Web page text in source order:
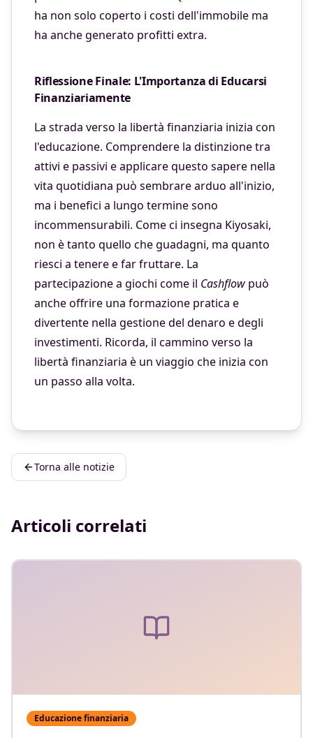
ha non solo coperto i costi dell'immobile ma
ha anche generato profitti extra.
Riflessione Finale: L'Importanza di Educarsi
Finanziariamente
La strada verso la libertà finanziaria inizia con
l'educazione. Comprendere la distinzione tra
attivi e passivi e applicare questo sapere nella
vita quotidiana può sembrare arduo all'inizio,
ma i benefici a lungo termine sono
incommensurabili. Come ci insegna Kiyosaki,
non è tanto quello che guadagni, ma quanto
riesci a tenere e far fruttare. La
partecipazione a giochi come il Cashflow può
anche offrire una formazione pratica e
divertente nella gestione del denaro e degli
investimenti. Ricorda, il cammino verso la
libertà finanziaria è un viaggio che inizia con
un passo alla volta.
Torna alle notizie
Articoli correlati
Educazione finanziaria